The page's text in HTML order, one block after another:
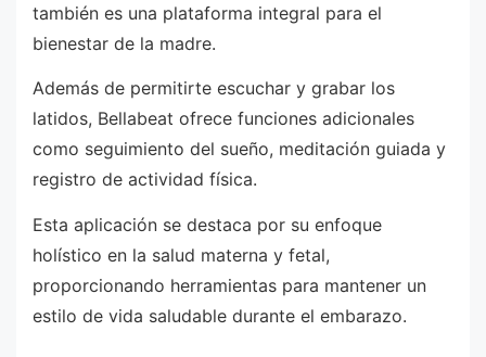
también es una plataforma integral para el
bienestar de la madre.
Además de permitirte escuchar y grabar los
latidos, Bellabeat ofrece funciones adicionales
como seguimiento del sueño, meditación guiada y
registro de actividad física.
Esta aplicación se destaca por su enfoque
holístico en la salud materna y fetal,
proporcionando herramientas para mantener un
estilo de vida saludable durante el embarazo.